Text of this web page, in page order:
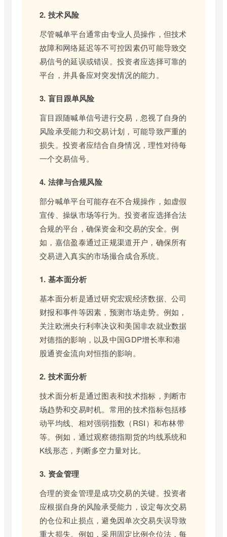
2. 技术风险
尽管喊单平台通常由专业人员操作，但技术
故障和网络延迟等不可控因素仍可能导致交
易信号的延误或错误。投资者应选择可靠的
平台，并具备应对突发情况的能力。
3. 盲目跟单风险
盲目跟随喊单信号进行交易，忽视了自身的
风险承受能力和交易计划，可能导致严重的
损失。投资者应结合自身情况，理性对待每
一个交易信号。
4. 法律与合规风险
部分喊单平台可能存在不合规操作，如虚假
宣传、操纵市场等行为。投资者应选择合法
合规的平台，确保资金和交易的安全。例
如，嘉信盈泰通过正规渠道开户，确保所有
交易进入真实的市场撮合成合系统。
1. 基本面分析
基本面分析是通过研究宏观经济数据、公司
财报和事件等因素，预测市场走势。例如，
关注欧洲央行利率决议和美国非农就业数据
对德指的影响，以及中国GDP增长率和港
股通资金流向对恒指的影响。
2. 技术面分析
技术面分析是通过图表和技术指标，判断市
场趋势和交易时机。常用的技术指标包括移
动平均线、相对强弱指数（RSI）和布林带
等。例如，通过观察德指期货的均线系统和
K线形态，判断多空力量对比。
3. 资金管理
合理的资金管理是成功交易的关键。投资者
应根据自身的风险承受能力，设定每次交易
的仓位和止损点，避免因单次交易失误导致
重大损失。例如，采用固定比例仓位法，每